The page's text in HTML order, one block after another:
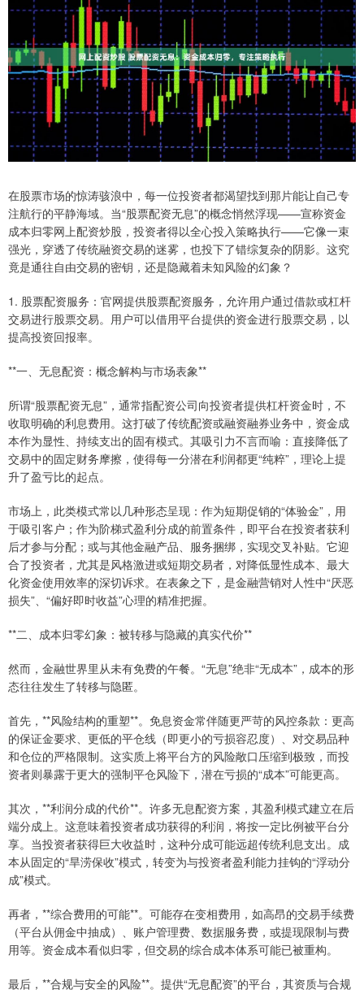
在股票市场的惊涛骇浪中，每一位投资者都渴望找到那片能让自己专
注航行的平静海域。当“股票配资无息”的概念悄然浮现——宣称资金
成本归零网上配资炒股，投资者得以全心投入策略执行——它像一束
强光，穿透了传统融资交易的迷雾，也投下了错综复杂的阴影。这究
竟是通往自由交易的密钥，还是隐藏着未知风险的幻象？
1. 股票配资服务：官网提供股票配资服务，允许用户通过借款或杠杆
交易进行股票交易。用户可以借用平台提供的资金进行股票交易，以
提高投资回报率。
**一、无息配资：概念解构与市场表象**
所谓“股票配资无息”，通常指配资公司向投资者提供杠杆资金时，不
收取明确的利息费用。这打破了传统配资或融资融券业务中，资金成
本作为显性、持续支出的固有模式。其吸引力不言而喻：直接降低了
交易中的固定财务摩擦，使得每一分潜在利润都更“纯粹”，理论上提
升了盈亏比的起点。
市场上，此类模式常以几种形态呈现：作为短期促销的“体验金”，用
于吸引客户；作为阶梯式盈利分成的前置条件，即平台在投资者获利
后才参与分配；或与其他金融产品、服务捆绑，实现交叉补贴。它迎
合了投资者，尤其是风格激进或短期交易者，对降低显性成本、最大
化资金使用效率的深切诉求。在表象之下，是金融营销对人性中“厌恶
损失”、“偏好即时收益”心理的精准把握。
**二、成本归零幻象：被转移与隐藏的真实代价**
然而，金融世界里从未有免费的午餐。“无息”绝非“无成本”，成本的形
态往往发生了转移与隐匿。
首先，**风险结构的重塑**。免息资金常伴随更严苛的风控条款：更高
的保证金要求、更低的平仓线（即更小的亏损容忍度）、对交易品种
和仓位的严格限制。这实质上将平台方的风险敞口压缩到极致，而投
资者则暴露于更大的强制平仓风险下，潜在亏损的“成本”可能更高。
其次，**利润分成的代价**。许多无息配资方案，其盈利模式建立在后
端分成上。这意味着投资者成功获得的利润，将按一定比例被平台分
享。当投资者获得巨大收益时，这种分成可能远超传统利息支出。成
本从固定的“旱涝保收”模式，转变为与投资者盈利能力挂钩的“浮动分
成”模式。
再者，**综合费用的可能**。可能存在变相费用，如高昂的交易手续费
（平台从佣金中抽成）、账户管理费、数据服务费，或提现限制与费
用等。资金成本看似归零，但交易的综合成本体系可能已被重构。
最后，**合规与安全的风险**。提供“无息配资”的平台，其资质与合规